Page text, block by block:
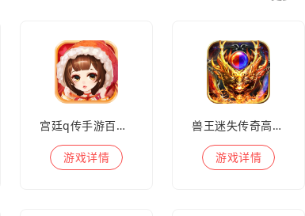
宫廷q传手游百度版
游戏详情
兽王迷失传奇高爆版
游戏详情